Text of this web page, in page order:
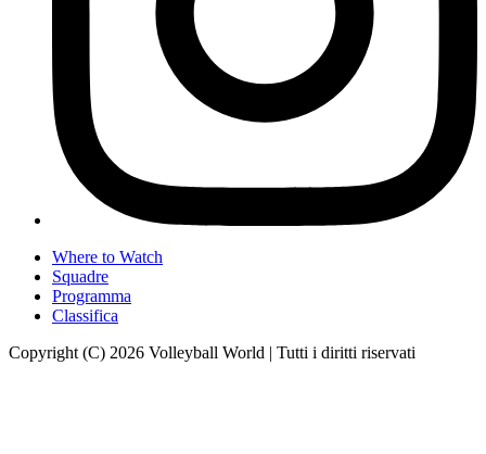
Where to Watch
Squadre
Programma
Classifica
Copyright (C) 2026 Volleyball World | Tutti i diritti riservati